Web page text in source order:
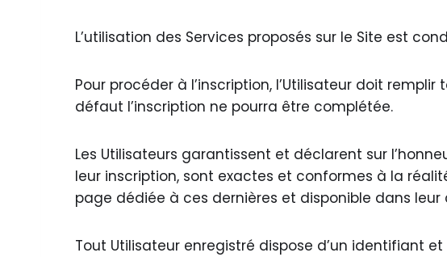
L’utilisation des Services proposés sur le Site est
Pour procéder à l’inscription, l’Utilisateur doit
défaut l’inscription ne pourra être complétée.
Les Utilisateurs garantissent et déclarent sur
leur inscription, sont exactes et conformes à la
page dédiée à ces dernières et disponible dans leur
Tout Utilisateur enregistré dispose d’un identifiant